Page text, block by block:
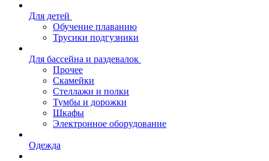
Для детей
Обучение плаванию
Трусики подгузники
Для бассейна и раздевалок
Прочее
Скамейки
Стеллажи и полки
Тумбы и дорожки
Шкафы
Электронное оборудование
Одежда